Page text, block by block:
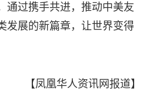
通过携手共进，推动中美友
发展的新篇章，让世界变得
【凤凰华人资讯网报道】